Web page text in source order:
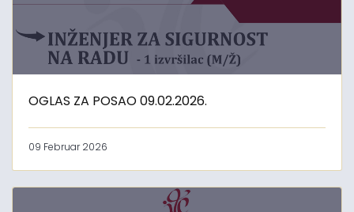
OGLAS ZA POSAO 09.02.2026.
09 Februar 2026